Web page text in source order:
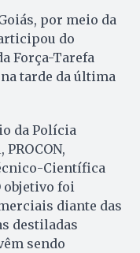
por meio da
do
Força-Tarefa
tarde da última
da Polícia
Científica
objetivo foi
diante das
destiladas
sendo